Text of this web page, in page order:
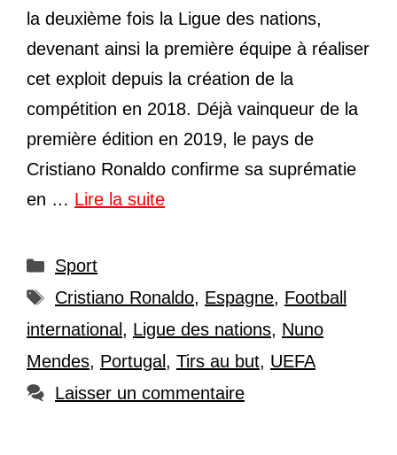
la deuxième fois la Ligue des nations,
devenant ainsi la première équipe à réaliser
cet exploit depuis la création de la
compétition en 2018. Déjà vainqueur de la
première édition en 2019, le pays de
Cristiano Ronaldo confirme sa suprématie
en … Lire la suite
Catégories
Sport
Étiquettes
Cristiano Ronaldo, Espagne, Football
international, Ligue des nations, Nuno
Mendes, Portugal, Tirs au but, UEFA
Laisser un commentaire